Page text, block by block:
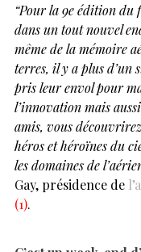
“Pour la 9e édition du
dans un tout nouvel
même de la mémoire
terres, il y a plus d’un
pris leur envol pour
l’innovation mais
amis, vous
héros et héroïnes du
les domaines de
Gay, présidence de
(1).